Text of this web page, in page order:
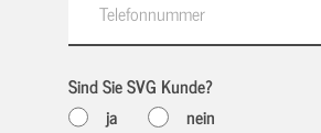
Sind Sie SVG Kunde?
ja
nein